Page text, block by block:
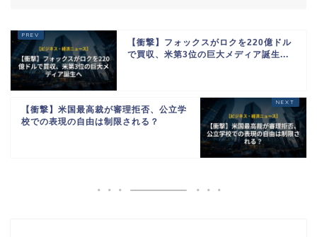
【衝撃】フォックスがロクを220億ドル
で買収、米第3位の巨大メディア誕生...
【衝撃】米国最高裁が審理拒否、公立学
校での表現の自由は制限される？